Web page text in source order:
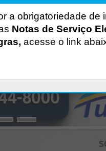
a obrigatoriedade de
Notas de Serviço
acesse o link
CÓDIGO DA MENSAGEM: EST-000040
'('